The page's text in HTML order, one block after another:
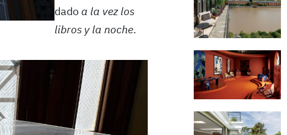
dado a la vez los
libros y la noche.